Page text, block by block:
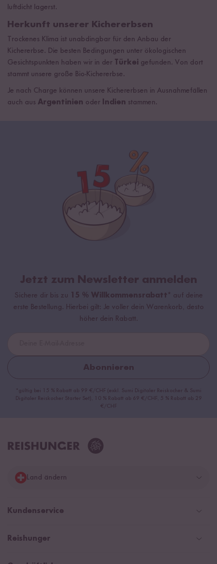
luftdicht lagerst.
Herkunft unserer Kichererbsen
Trockenes Klima ist unabdingbar für den Anbau der
Kichererbse. Die besten Bedingungen unter ökologischen
Gesichtspunkten haben wir in der
Türkei gefunden. Von dort
stammt unsere große Bio-Kichererbse.
Je nach Charge können unsere Kichererbsen in Ausnahmefällen
auch aus Argentinien oder Indien stammen.
Jetzt zum Newsletter anmelden
Sichere dir bis zu 15 % Willkommensrabatt* auf deine
erste Bestellung. Hierbei gilt: Je voller dein Warenkorb, desto
höher dein Rabatt.
Abonnieren
*gültig bei 15 % Rabatt ab 99 €/CHF (exkl. Sumi Digitaler Reiskocher & Sumi
Digitaler Reiskocher Starter Set), 10 % Rabatt ab 69 €/CHF, 5 % Rabatt ab 29
€/CHF
Land ändern
Deutschland
Kundenservice
Help Center & FAQ
Reishunger
Newsletter